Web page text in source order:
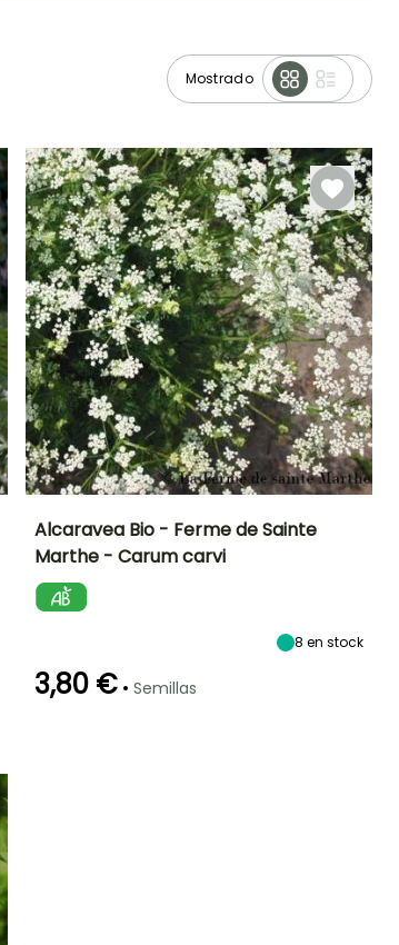
Mostrado
cultivo
Principiante
Alcaravea Bio - Ferme de Sainte
Marthe - Carum carvi
8 en stock
3,80 € • Semillas